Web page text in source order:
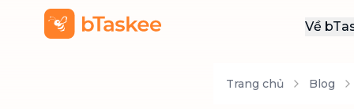
Về
Trang chủ Blog